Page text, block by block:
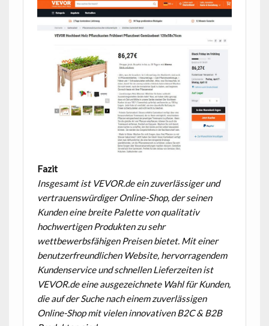
Fazit
Insgesamt ist VEVOR.de ein zuverlässiger und
vertrauenswürdiger Online-Shop, der seinen
Kunden eine breite Palette von qualitativ
hochwertigen Produkten zu sehr
wettbewerbsfähigen Preisen bietet. Mit einer
benutzerfreundlichen Website, hervorragendem
Kundenservice und schnellen Lieferzeiten ist
VEVOR.de eine ausgezeichnete Wahl für Kunden,
die auf der Suche nach einem zuverlässigen
Online-Shop mit vielen innovativen B2C & B2B